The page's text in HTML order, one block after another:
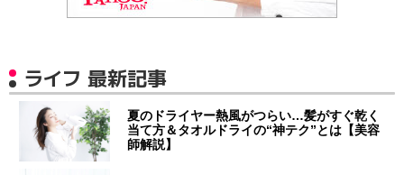
ライフ 最新記事
夏のドライヤー熱風がつらい…髪がすぐ乾く
当て方＆タオルドライの“神テク”とは【美容
師解説】